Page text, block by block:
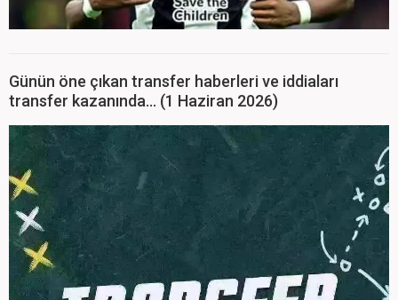
Günün öne çıkan transfer haberleri ve iddiaları
transfer kazanında... (1 Haziran 2026)